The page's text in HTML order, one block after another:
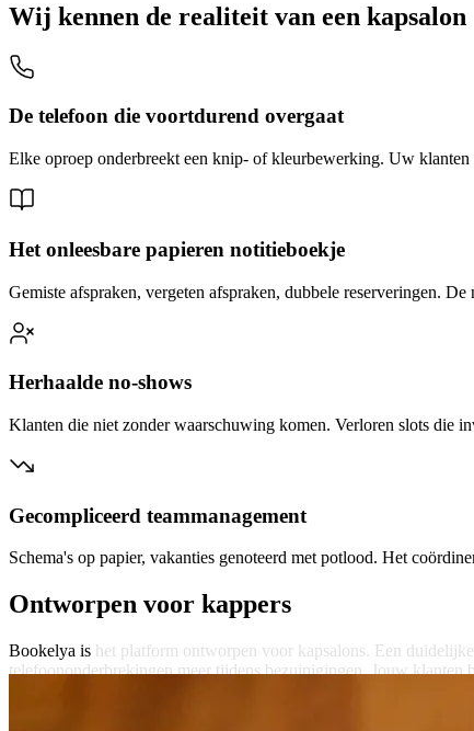
Wij kennen de realiteit van een kapsalon
De telefoon die voortdurend overgaat
Elke oproep onderbreekt een knip- of kleurbewerking. Uw
Het onleesbare papieren notitieboekje
Gemiste afspraken, vergeten afspraken, dubbele reserveringen.
Herhaalde no-shows
Klanten die niet zonder waarschuwing komen. Verloren slots die
Gecompliceerd teammanagement
Schema's op papier, vakanties genoteerd met potlood. Het
Ontworpen voor kappers
Bookelya is het platform ontworpen voor kapsalons. Een duidelijke
telefoononderbrekingen meer tijdens bezuinigingen. Jouw klanten